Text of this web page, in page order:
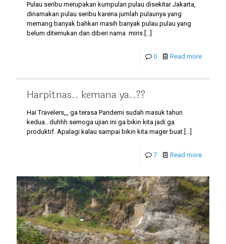
Pulau seribu merupakan kumpulan pulau disekitar Jakarta,
dinamakan pulau seribu karena jumlah pulaunya yang
memang banyak bahkan masih banyak pulau pulau yang
belum ditemukan dan diberi nama miris […]
0 Read more
Harpitnas.. kemana ya..??
Hai Travelers,,, ga terasa Pandemi sudah masuk tahun
kedua.. duhhh semoga ujian ini ga bikin kita jadi ga
produktif. Apalagi kalau sampai bikin kita mager buat […]
7 Read more